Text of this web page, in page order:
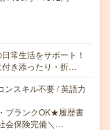
常生活をサポート！
き添ったり・折…
ンスキル不要 / 英語力
ブランクOK★履歴書
会保険完備＼…